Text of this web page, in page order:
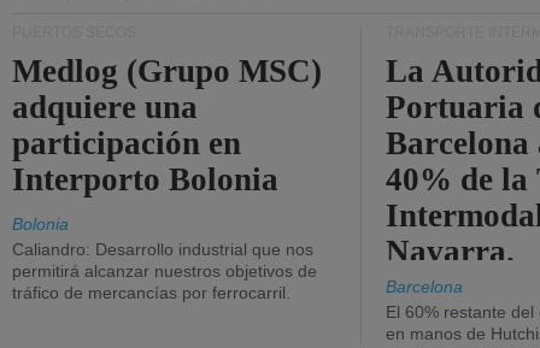
Medlog (Grupo MSC)
adquiere una
participación en
Interporto Bolonia
Bolonia
Caliandro: Desarrollo industrial que nos
permitirá alcanzar nuestros objetivos de
tráfico de mercancías por ferrocarril.
La
Portuaria
40% de la
Navarra.
Barcelona
El 60% restante
en manos de